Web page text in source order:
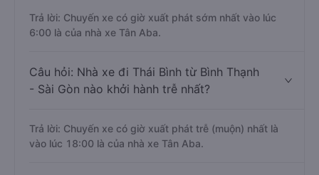
Trả lời: Chuyến xe có giờ xuất phát sớm nhất vào lúc
6:00 là của nhà xe Tân Aba.
Câu hỏi: Nhà xe đi Thái Bình từ Bình Thạnh
- Sài Gòn nào khởi hành trễ nhất?
Trả lời: Chuyến xe có giờ xuất phát trễ (muộn) nhất là
vào lúc 18:00 là của nhà xe Tân Aba.